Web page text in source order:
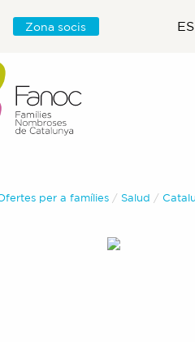
Zona socis ES
per a famílies Salud